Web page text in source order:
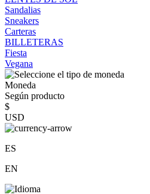
Sandalias
Sneakers
Carteras
BILLETERAS
Fiesta
Vegana
Moneda
Según producto
$
USD
ES
EN